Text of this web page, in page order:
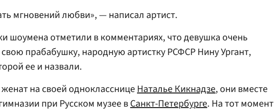
мгновений любви», — написал артист.
шоумена отметили в комментариях, что девушка очень
прабабушку, народную артистку РСФСР Нину Ургант,
ее и назвали.
на своей одноклассницеНаталье Кикнадзе, они вместе
при Русском музее вСанкт-Петербурге. На тот момент